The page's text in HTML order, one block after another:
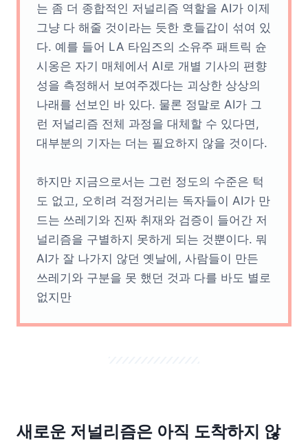
는 좀 더 종합적인 저널리즘 역할을 AI가 이제
그냥 다 해줄 것이라는 듯한 호들갑이 섞여 있
다. 예를 들어 LA 타임즈의 소유주 패트릭 슌
시옹은 자기 매체에서 AI로 개별 기사의 편향
성을 측정해서 보여주겠다는 괴상한 상상의
나래를 선보인 바 있다. 물론 정말로 AI가 그
런 저널리즘 전체 과정을 대체할 수 있다면,
대부분의 기자는 더는 필요하지 않을 것이다.
하지만 지금으로서는 그런 정도의 수준은 턱
도 없고, 오히려 걱정거리는 독자들이 AI가 만
드는 쓰레기와 진짜 취재와 검증이 들어간 저
널리즘을 구별하지 못하게 되는 것뿐이다. 뭐
AI가 잘 나가지 않던 옛날에, 사람들이 만든
쓰레기와 구분을 못 했던 것과 다를 바도 별로
없지만
새로운 저널리즘은 아직 도착하지 않